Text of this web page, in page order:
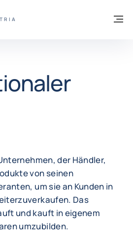
FOR TRADE - WEBSEITE DER
der Händler,
von seinen
um sie an Kunden in
Das
und kauft in eigenem
umzubilden.